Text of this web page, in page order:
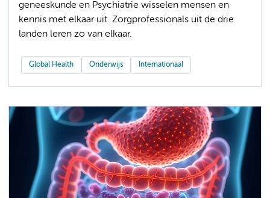
geneeskunde en Psychiatrie wisselen mensen en
kennis met elkaar uit. Zorgprofessionals uit de drie
landen leren zo van elkaar.
Global Health Onderwijs Internationaal